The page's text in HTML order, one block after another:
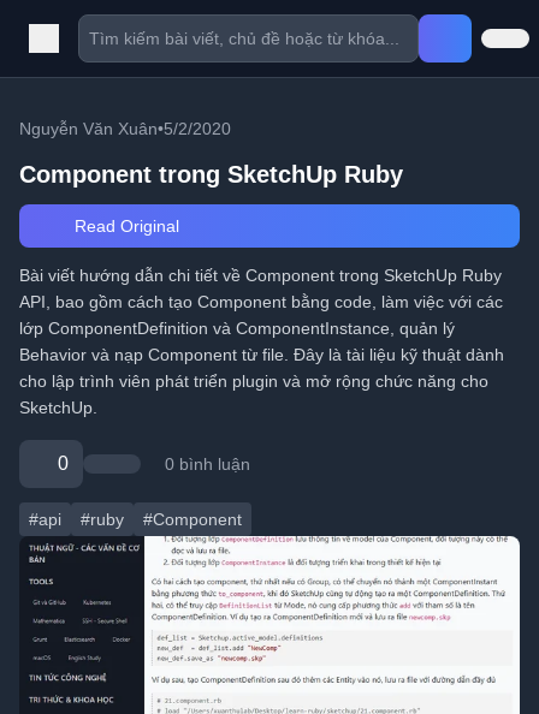
Nguyễn Văn Xuân•5/2/2020
Component trong SketchUp Ruby
Read Original
Bài viết hướng dẫn chi tiết về Component trong SketchUp Ruby
API, bao gồm cách tạo Component bằng code, làm việc với các
lớp ComponentDefinition và ComponentInstance, quản lý
Behavior và nạp Component từ file. Đây là tài liệu kỹ thuật dành
cho lập trình viên phát triển plugin và mở rộng chức năng cho
SketchUp.
0 0 bình luận
#api #ruby #Component